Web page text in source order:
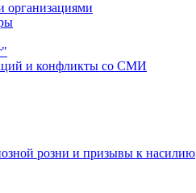
организациями
и конфликты со СМИ
розни и призывы к насилию